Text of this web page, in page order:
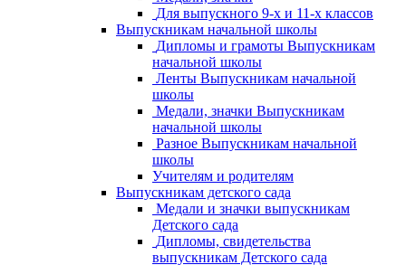
Для выпускного 9-х и 11-х классов
Выпускникам начальной школы
Дипломы и грамоты Выпускникам
начальной школы
Ленты Выпускникам начальной
школы
Медали, значки Выпускникам
начальной школы
Разное Выпускникам начальной
школы
Учителям и родителям
Выпускникам детского сада
Медали и значки выпускникам
Детского сада
Дипломы, свидетельства
выпускникам Детского сада